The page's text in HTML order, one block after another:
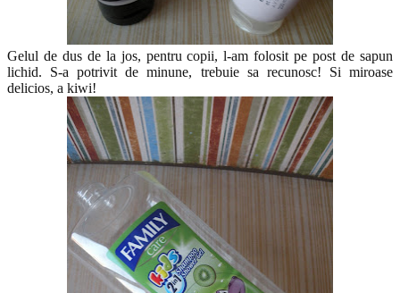
Gelul de dus de la jos, pentru copii, l-am folosit pe post de sapun
lichid. S-a potrivit de minune, trebuie sa recunosc! Si miroase
delicios, a kiwi!